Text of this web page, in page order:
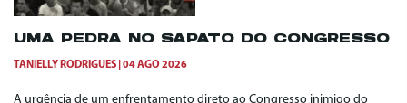
UMA PEDRA NO SAPATO DO CONGRESSO
TANIELLY RODRIGUES 04 AGO 2026
A urgência de um enfrentamento direto ao Congresso inimigo do